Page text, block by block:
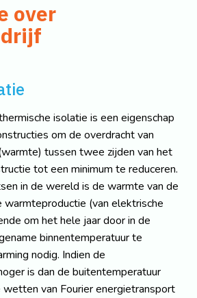
over
isolatie is een eigenschap
om de overdracht van
tussen twee zijden van het
tot een minimum te reduceren.
in de wereld is de warmte van de
warmteproductie (van elektrische
om het hele jaar door in de
binnentemperatuur te
nodig. Indien de
is dan de buitentemperatuur
van Fourier energietransport